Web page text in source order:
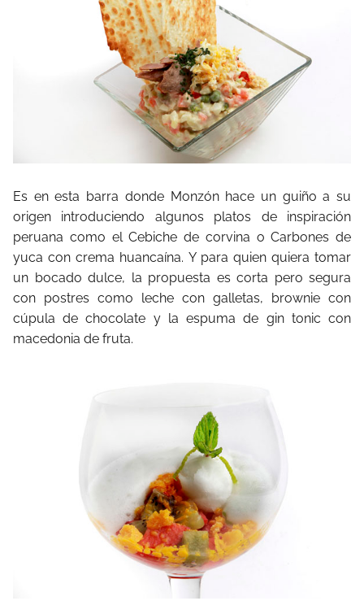
Es en esta barra donde Monzón hace un guiño a su
origen introduciendo algunos platos de inspiración
peruana como el Cebiche de corvina o Carbones de
yuca con crema huancaína. Y para quien quiera tomar
un bocado dulce, la propuesta es corta pero segura
con postres como leche con galletas, brownie con
cúpula de chocolate y la espuma de gin tonic con
macedonia de fruta.